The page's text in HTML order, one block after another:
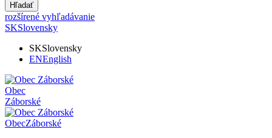
Hľadať
rozšírené vyhľadávanie
SKSlovensky
SKSlovensky
ENEnglish
Obec
Záborské
ObecZáborské